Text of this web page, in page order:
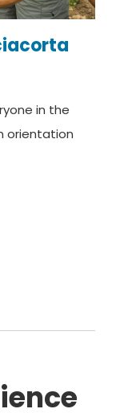
in the
orientation